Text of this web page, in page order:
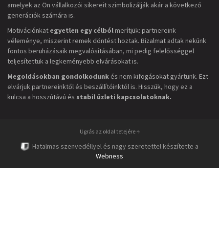
amelyek az Ön vállalkozói sikereit szimbolizálják akár a következő
generációk számára is.
Motivációnkat egyetlen egy célbólmerítjük: partnereink
véleménye, miszerint remek döntést hoztak. Bizalmat adtak nekünk
fontos beruházásaik megvalósításában, mi pedig felelősséggel
teljesítettük a legkeményebb elvárásokat is.
Megoldásokban gondolkodunk és nem kifogásokat gyártunk. Ezt
elvárjuk partnereinktől és beszállítóinktól is. Hisszük, hogy ez a
kulcsa a hosszútávú és stabil üzleti kapcsolatoknak.
Ugrás az oldal tetejére ↑
Hatalmas szenvedéllyel és nagy szeretettel készítette a
Webness